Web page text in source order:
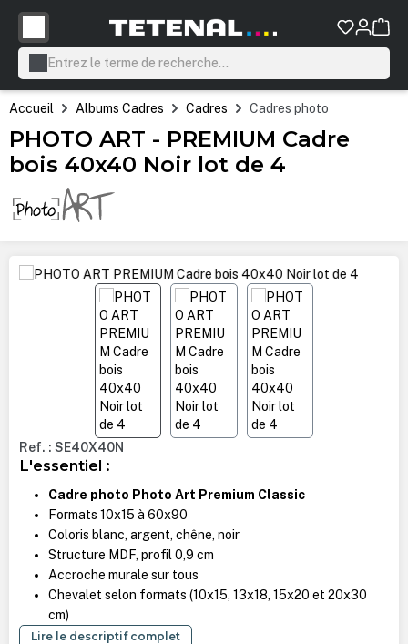
principal
Accueil Albums Cadres Cadres Cadres photo
PHOTO ART - PREMIUM Cadre
bois 40x40 Noir lot de 4
Ignorer la galerie d'images
Ref. : SE40X40N
L'essentiel :
Cadre photo Photo Art Premium Classic
Formats 10x15 à 60x90
Coloris blanc, argent, chêne, noir
Structure MDF, profil 0,9 cm
Accroche murale sur tous
Chevalet selon formats (10x15, 13x18, 15x20 et 20x30
cm)
Lire le descriptif complet